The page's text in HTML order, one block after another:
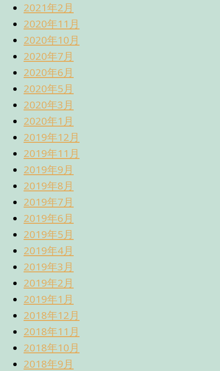
2021年2月
2020年11月
2020年10月
2020年7月
2020年6月
2020年5月
2020年3月
2020年1月
2019年12月
2019年11月
2019年9月
2019年8月
2019年7月
2019年6月
2019年5月
2019年4月
2019年3月
2019年2月
2019年1月
2018年12月
2018年11月
2018年10月
2018年9月